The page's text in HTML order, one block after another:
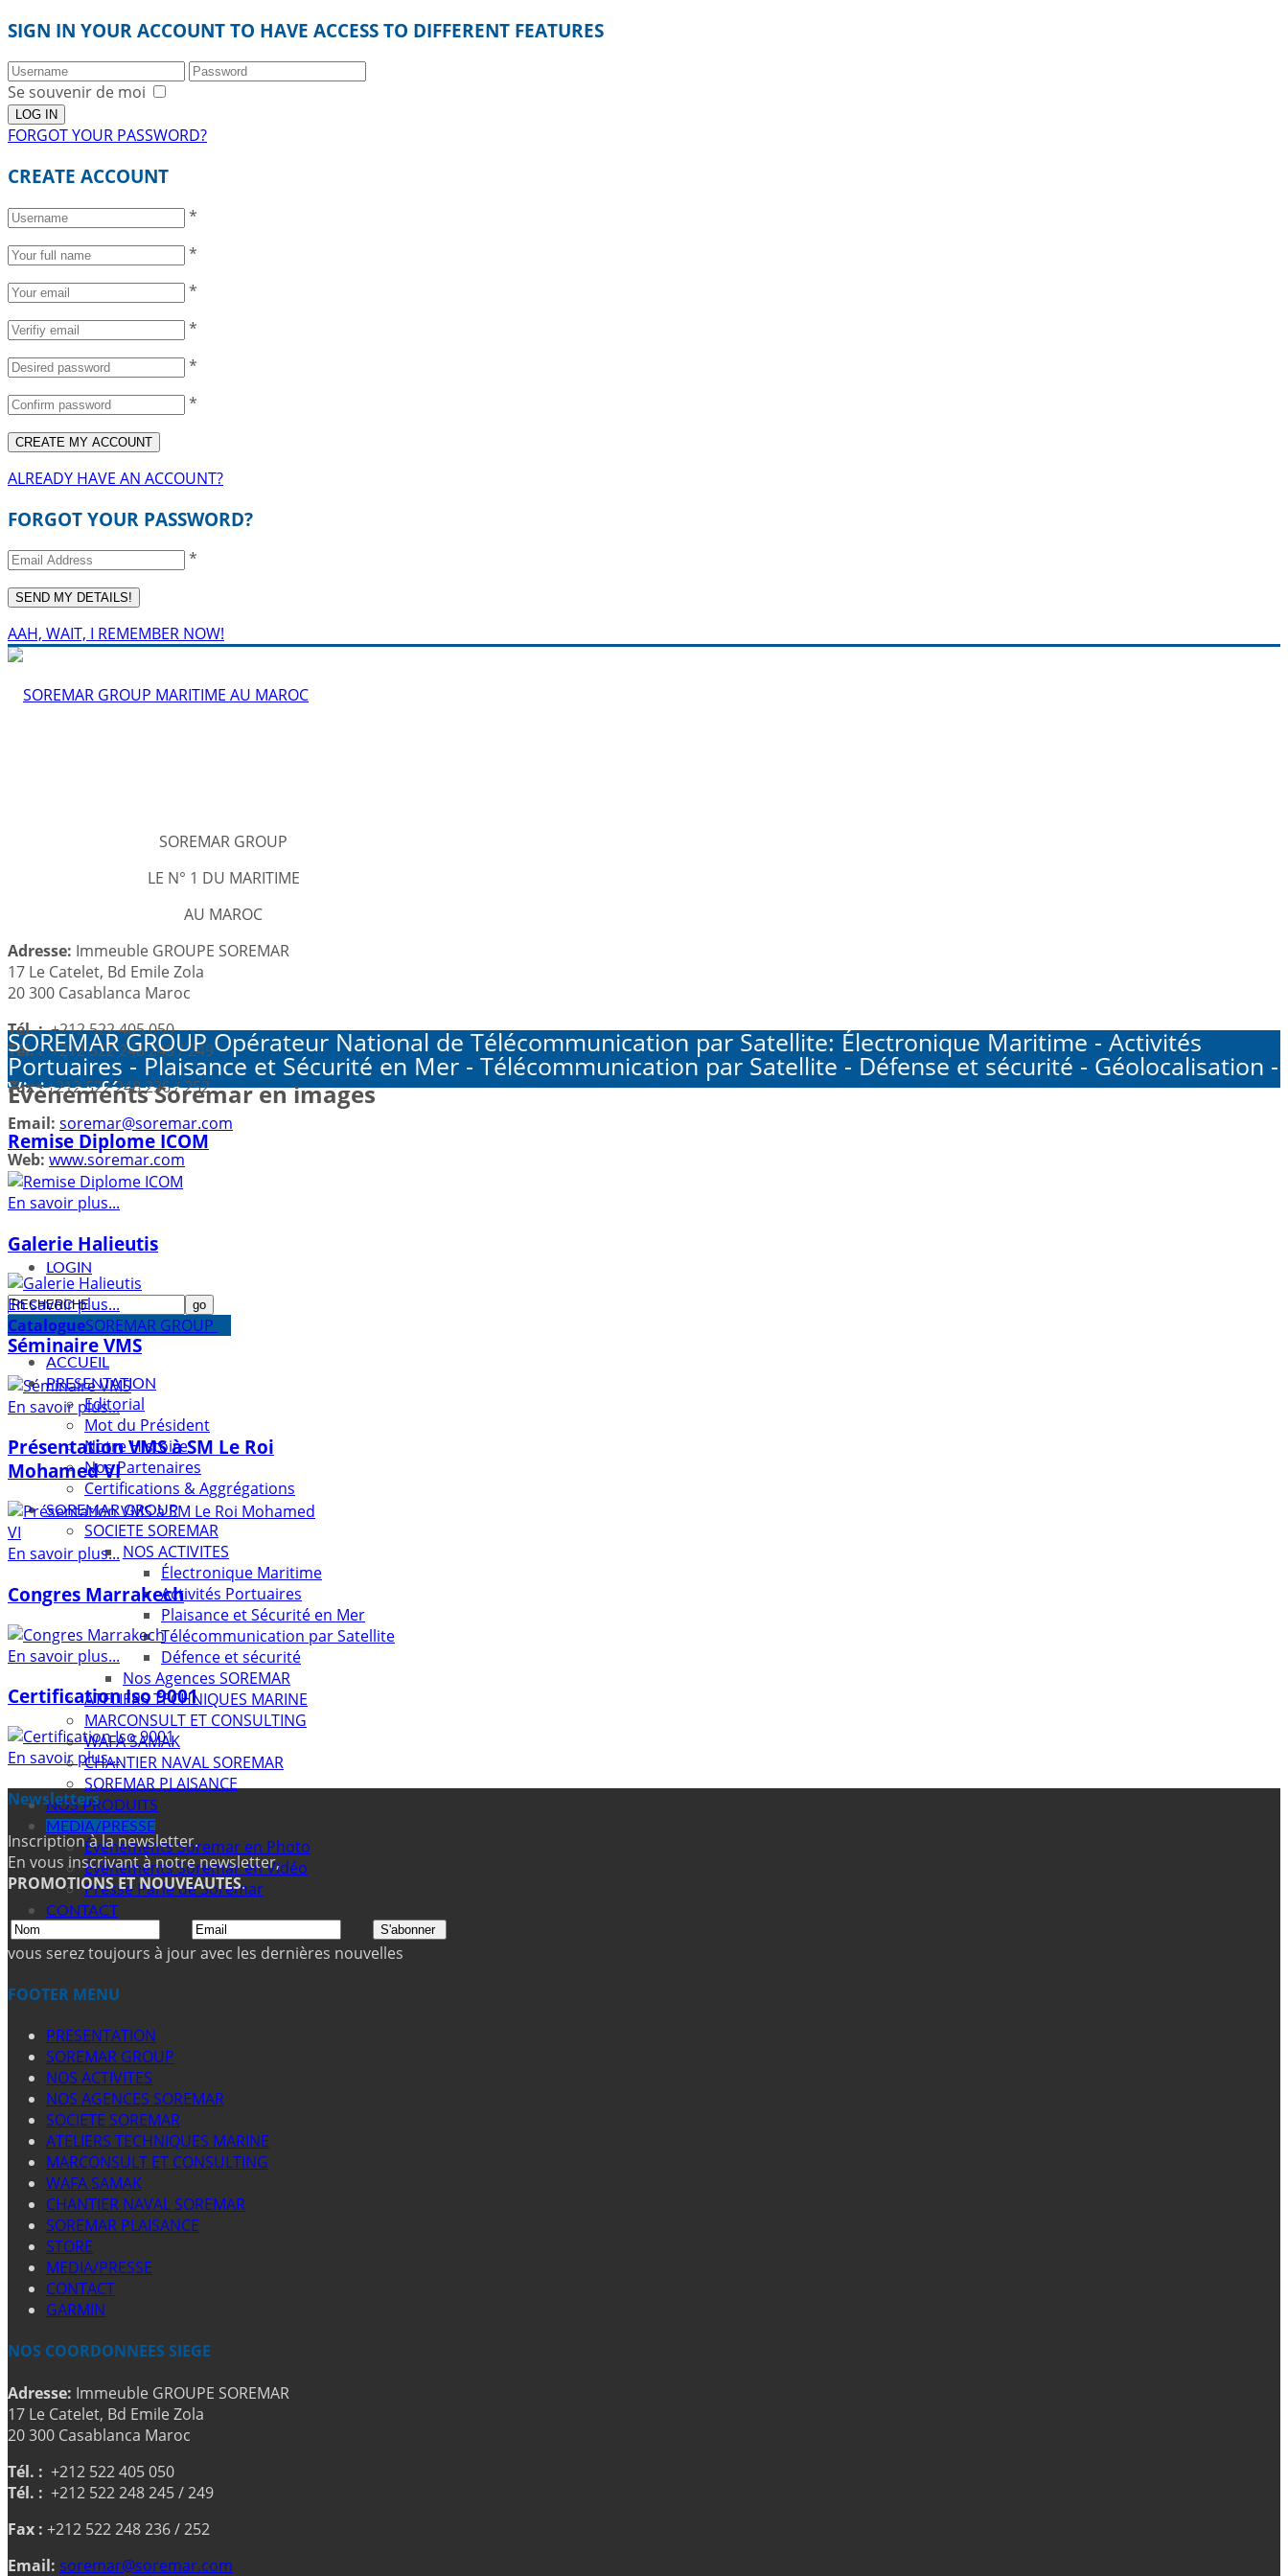
SIGN IN YOUR ACCOUNT TO HAVE ACCESS TO DIFFERENT FEATURES
Se souvenir de moi
FORGOT YOUR PASSWORD?
CREATE ACCOUNT
*
*
*
*
*
*
ALREADY HAVE AN ACCOUNT?
FORGOT YOUR PASSWORD?
*
AAH, WAIT, I REMEMBER NOW!
SOREMAR GROUP
LE N° 1 DU MARITIME
AU MAROC
Adresse: Immeuble GROUPE SOREMAR
17 Le Catelet, Bd Emile Zola
20 300 Casablanca Maroc
Tél. :+212 522 405 050
Tél. :+212 522 248 245 / 249
Fax :+212 522 248 236 / 252
Email: soremar@soremar.com
Web: www.soremar.com
LOGIN
CatalogueSOREMAR GROUP
ACCUEIL
PRESENTATION
Editorial
Mot du Président
Notre Histoire
Nos Partenaires
Certifications & Aggrégations
SOREMAR GROUP
SOCIETE SOREMAR
NOS ACTIVITES
Électronique Maritime
Activités Portuaires
Plaisance et Sécurité en Mer
Télécommunication par Satellite
Défence et sécurité
Nos Agences SOREMAR
ATELIERS TECHNIQUES MARINE
MARCONSULT ET CONSULTING
WAFA SAMAK
CHANTIER NAVAL SOREMAR
SOREMAR PLAISANCE
NOS PRODUITS
MEDIA/PRESSE
Évènements Soremar en Photo
Évènements Soremar en Vidéo
Presse Parle de Soremar
CONTACT
SOREMAR GROUP Opérateur National de Télécommunication par Satellite: Électronique Maritime - Activités
Portuaires - Plaisance et Sécurité en Mer - Télécommunication par Satellite - Défense et sécurité - Géolocalisation -
Visioconférence
Évènements Soremar en images
Remise Diplome ICOM
En savoir plus...
Galerie Halieutis
En savoir plus...
Séminaire VMS
En savoir plus...
Présentation VMS à SM Le Roi
Mohamed VI
En savoir plus...
Congres Marrakech
En savoir plus...
Certification Iso 9001
En savoir plus...
Newsletters
Inscription à la newsletter.
En vous inscrivant à notre newsletter,
PROMOTIONS ET NOUVEAUTES.
vous serez toujours à jour avec les dernières nouvelles
FOOTER MENU
PRESENTATION
SOREMAR GROUP
NOS ACTIVITES
NOS AGENCES SOREMAR
SOCIETE SOREMAR
ATELIERS TECHNIQUES MARINE
MARCONSULT ET CONSULTING
WAFA SAMAK
CHANTIER NAVAL SOREMAR
SOREMAR PLAISANCE
STORE
MEDIA/PRESSE
CONTACT
GARMIN
NOS COORDONNEES SIEGE
Adresse: Immeuble GROUPE SOREMAR
17 Le Catelet, Bd Emile Zola
20 300 Casablanca Maroc
Tél. : +212 522 405 050
Tél. : +212 522 248 245 / 249
Fax : +212 522 248 236 / 252
Email: soremar@soremar.com